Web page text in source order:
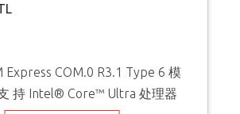
Express COM.0 R3.1 Type 6 模
持 Intel® Core™ Ultra 处理器